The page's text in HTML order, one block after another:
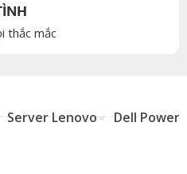
thắc mắc
Server Lenovo Dell